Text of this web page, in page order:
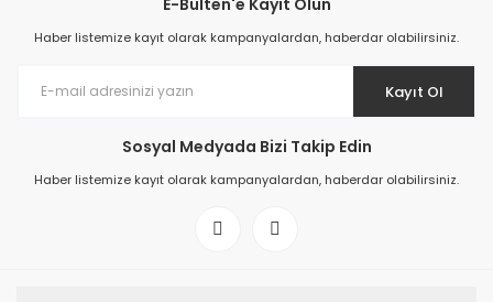
E-Bülten'e Kayıt Olun
Haber listemize kayıt olarak kampanyalardan, haberdar olabilirsiniz.
Kayıt Ol
Sosyal Medyada Bizi Takip Edin
Haber listemize kayıt olarak kampanyalardan, haberdar olabilirsiniz.